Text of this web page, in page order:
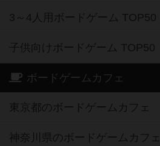
3～4人用ボードゲーム TOP50
子供向けボードゲーム TOP50
ボードゲームカフェ
東京都のボードゲームカフェ
神奈川県のボードゲームカフェ